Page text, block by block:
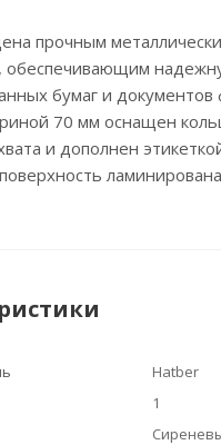
прочным
обеспечивающим
бумаг и документов
70 мм оснащен
и дополнен
Hatber
1